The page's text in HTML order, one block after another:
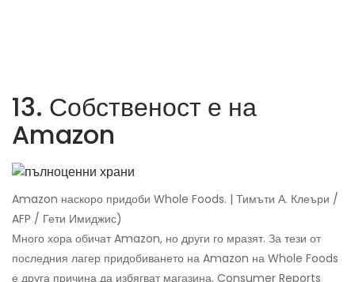
13. Собственост е на
Amazon
Amazon наскоро придоби Whole Foods. | Тимъти А. Клеъри /
AFP / Гети Имиджис)
Много хора обичат Amazon, но други го мразят. За тези от
последния лагер придобиването на Amazon на Whole Foods
е друга причина да избягват магазина. Consumer Reports